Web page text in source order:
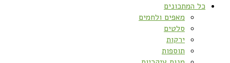
כל המתכונים
מאפים ולחמים
סלטים
ירקות
תוספות